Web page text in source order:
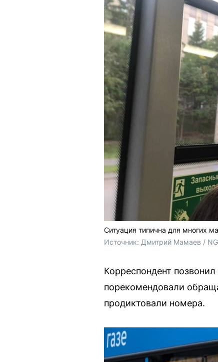
Ситуация типична для многих
Источник: Дмитрий Мамаев /
Корреспондент
порекомендовали
продиктовали номера.